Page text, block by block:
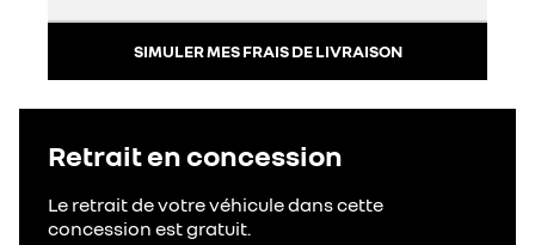
SIMULER MES FRAIS DE LIVRAISON
Retrait en concession
Le retrait de votre véhicule dans cette
concession est gratuit.